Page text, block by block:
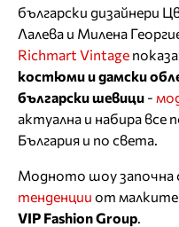
български дизайнери
Лалева и Милена
Richmart Vintage
костюми и дамски
български шевици -
актуална и набира все
България и по света.
Модното шоу започна
тенденции от малките
VIP Fashion Group.